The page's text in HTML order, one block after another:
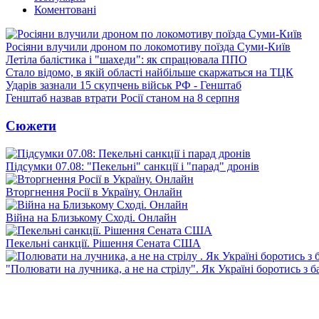
Коментовані
Росіяни влучили дроном по локомотиву поїзда Суми-Київ
Летіла балістика і "шахеди": як спрацювала ППО
Стало відомо, в якій області найбільше скаржаться на ТЦК
Ударів зазнали 15 скупчень військ РФ - Генштаб
Генштаб назвав втрати Росії станом на 8 серпня
Сюжети
Підсумки 07.08: "Пекельні" санкції і "парад" дронів
Вторгнення Росії в Україну. Онлайн
Війна на Близькому Сході. Онлайн
Пекельні санкції. Рішення Сената США
"Полювати на лучника, а не на стрілу". Як Україні боротись з